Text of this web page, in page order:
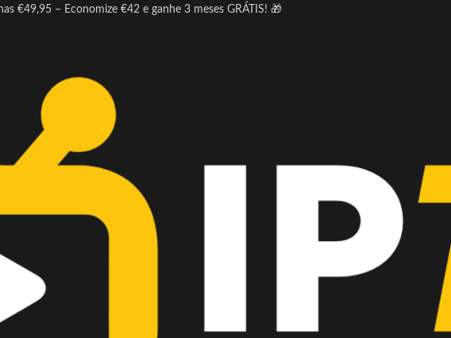
€49,95 – Economize €42 e ganhe 3 meses GRÁTIS! 🎁